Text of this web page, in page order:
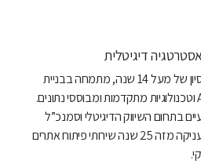
דיגיטלית
ניצן, מומחה לשיווק דיגיטלי עם ניסיון של מעל 14 שנה, מתמחה בבניית
אסטרטגיות דיגיטליות משולבות AI וטכנולוגיות מתקדמות ומבוססי נתונים.
בתחום השיווק הדיגיטלי וסמנכ”ל
הדיגיטל של קבוצת Web3D המעניקה מזה 25 שנה שירותי פיתוח אתרים